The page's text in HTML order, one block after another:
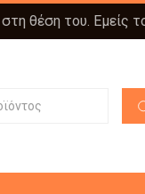
θέση του. Εμείς